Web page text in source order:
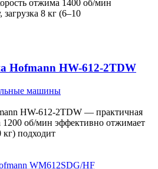
отжима 1400 об/мин
8 кг (6–10
Hofmann HW-612-2TDW
машины
HW-612-2TDW — практичная
1200 об/мин эффективно отжимает
кг) подходит